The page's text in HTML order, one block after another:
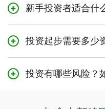
需要详细分解预算，以确
TD的 个人银行顾问可帮助
现财务目标；同时，TD的
财富策略和解决方案，助
新手投资者适合什
对新手投资者而言，适合
能力和投资期限等因素。
顾问进行一对一的个性化
投资起步需要多少
最低投资金额会因投资产
如，对于互惠基金，一些
投资有哪些风险？